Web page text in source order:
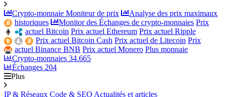
Crypto-monnaie Moniteur de prix
Analyse des prix maximaux
historiques
Monitor des Échanges de crypto-monnaies Prix
actuel Bitcoin Prix actuel Ethereum Prix actuel Ripple
Prix actuel Bitcoin Cash Prix actuel de Litecoin Prix
actuel Binance BNB Prix actuel Monero Plus monnaie
Crypto-monnaies 34.665
Échanges 204
Plus
IP & Réseaux Code & SEO Actualités et articles